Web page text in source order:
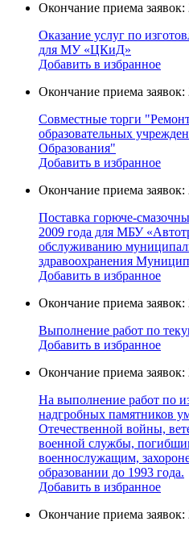
Окончание приема
Оказание услуг по
для МУ «ЦКиД»
Добавить в избранное
Окончание приема
Cовместные торги
образовательных
Образования"
Добавить в избранное
Окончание приема
Поставка горюче-
2009 года для МБУ
обслуживанию
здравоохранения
Добавить в избранное
Окончание приема
Выполнение работ по
Добавить в избранное
Окончание приема
На выполнение работ по
надгробных памятников
Отечественной войны,
военной службы,
военнослужащим,
образовании до 1993 года.
Добавить в избранное
Окончание приема